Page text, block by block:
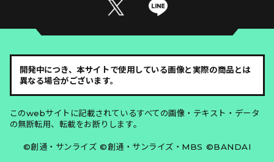
開発中につき、本サイトで使用している画像と実際の商品とは
異なる場合がございます。
このwebサイトに記載されているすべての画像・テキスト・データ
の無断転用、転載をお断りします。
©創通・サンライズ ©創通・サンライズ・MBS ©BANDAI